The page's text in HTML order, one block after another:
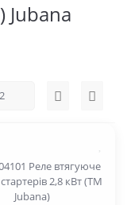
Jubana